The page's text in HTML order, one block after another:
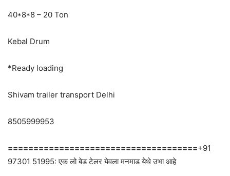
40*8*8 – 20 Ton
Kebal Drum
*Ready loading
Shivam trailer transport Delhi
8505999953
=====================================+91
97301 51995: एक लो बेड टेलर येवला मनमाड येथे उभा आहे